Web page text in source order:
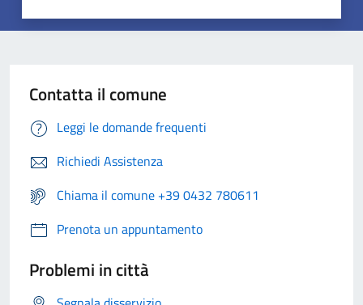
Contatta il comune
Leggi le domande frequenti
Richiedi Assistenza
Chiama il comune +39 0432 780611
Prenota un appuntamento
Problemi in città